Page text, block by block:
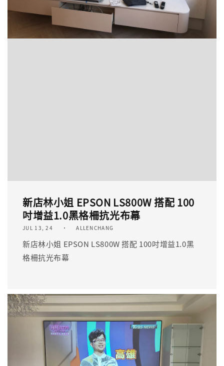
新店林小姐 EPSON LS800W 搭配 100
吋增益1.0黑格柵抗光布幕
JUL 13, 24 ALLENCHANG
新店林小姐 EPSON LS800W 搭配 100吋增益1.0黑
格柵抗光布幕